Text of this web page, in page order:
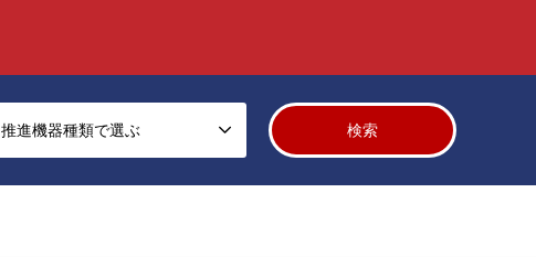
推進機器種類で選ぶ